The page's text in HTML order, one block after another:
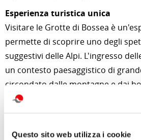
Questo sito web utilizza i cookie
Esperienza turistica unica
Visitare le Grotte di Bossea è
permette di scoprire uno degli
suggestivi delle Alpi. L'ingresso
un contesto paesaggistico di
circondato dalle montagne e dai
Corsaglia, offrendo anche
All'interno delle grotte, le